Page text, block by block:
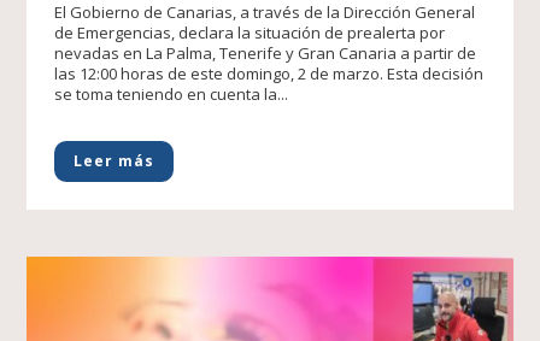
El Gobierno de Canarias, a través de la Dirección General
de Emergencias, declara la situación de prealerta por
nevadas en La Palma, Tenerife y Gran Canaria a partir de
las 12:00 horas de este domingo, 2 de marzo. Esta decisión
se toma teniendo en cuenta la...
Leer más